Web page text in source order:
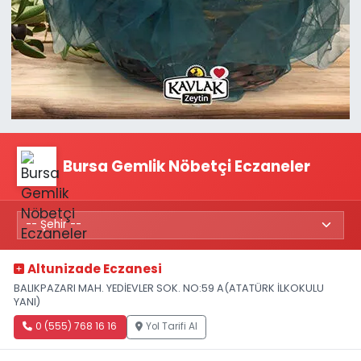
Bursa Gemlik Nöbetçi Eczaneler
Altunizade Eczanesi
BALIKPAZARI MAH. YEDİEVLER SOK. NO:59 A(ATATÜRK İLKOKULU
YANI)
0 (555) 768 16 16 Yol Tarifi Al